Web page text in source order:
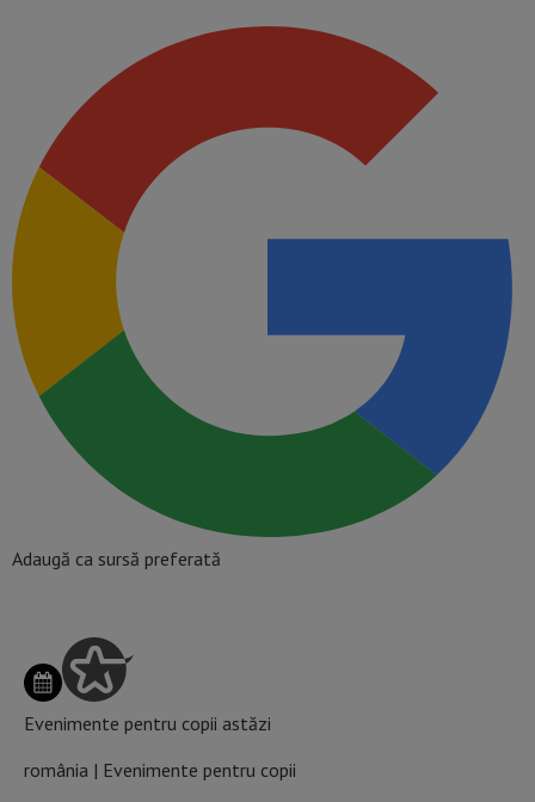
Adaugă ca sursă preferată
Evenimente pentru copii astăzi
românia | Evenimente pentru copii